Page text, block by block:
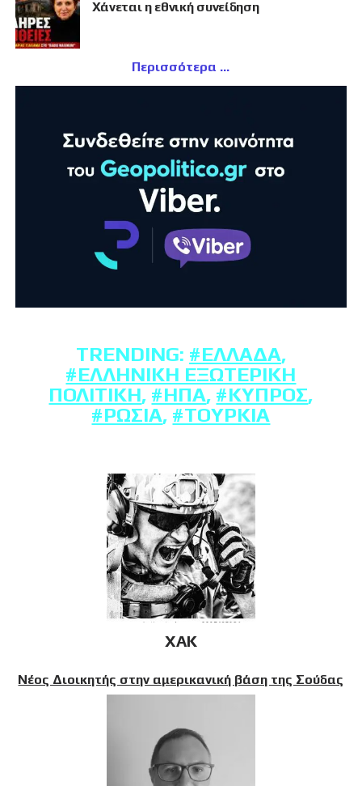
Χάνεται η εθνική συνείδηση
Περισσότερα
TRENDING: #ΕΛΛΆΔΑ,
#ΕΛΛΗΝΙΚΉ ΕΞΩΤΕΡΙΚΉ
ΠΟΛΙΤΙΚΉ, #ΗΠΑ, #ΚΎΠΡΟΣ,
#ΡΩΣΊΑ, #ΤΟΥΡΚΊΑ
XAK
Νέος Διοικητής στην αμερικανική βάση της Σούδας